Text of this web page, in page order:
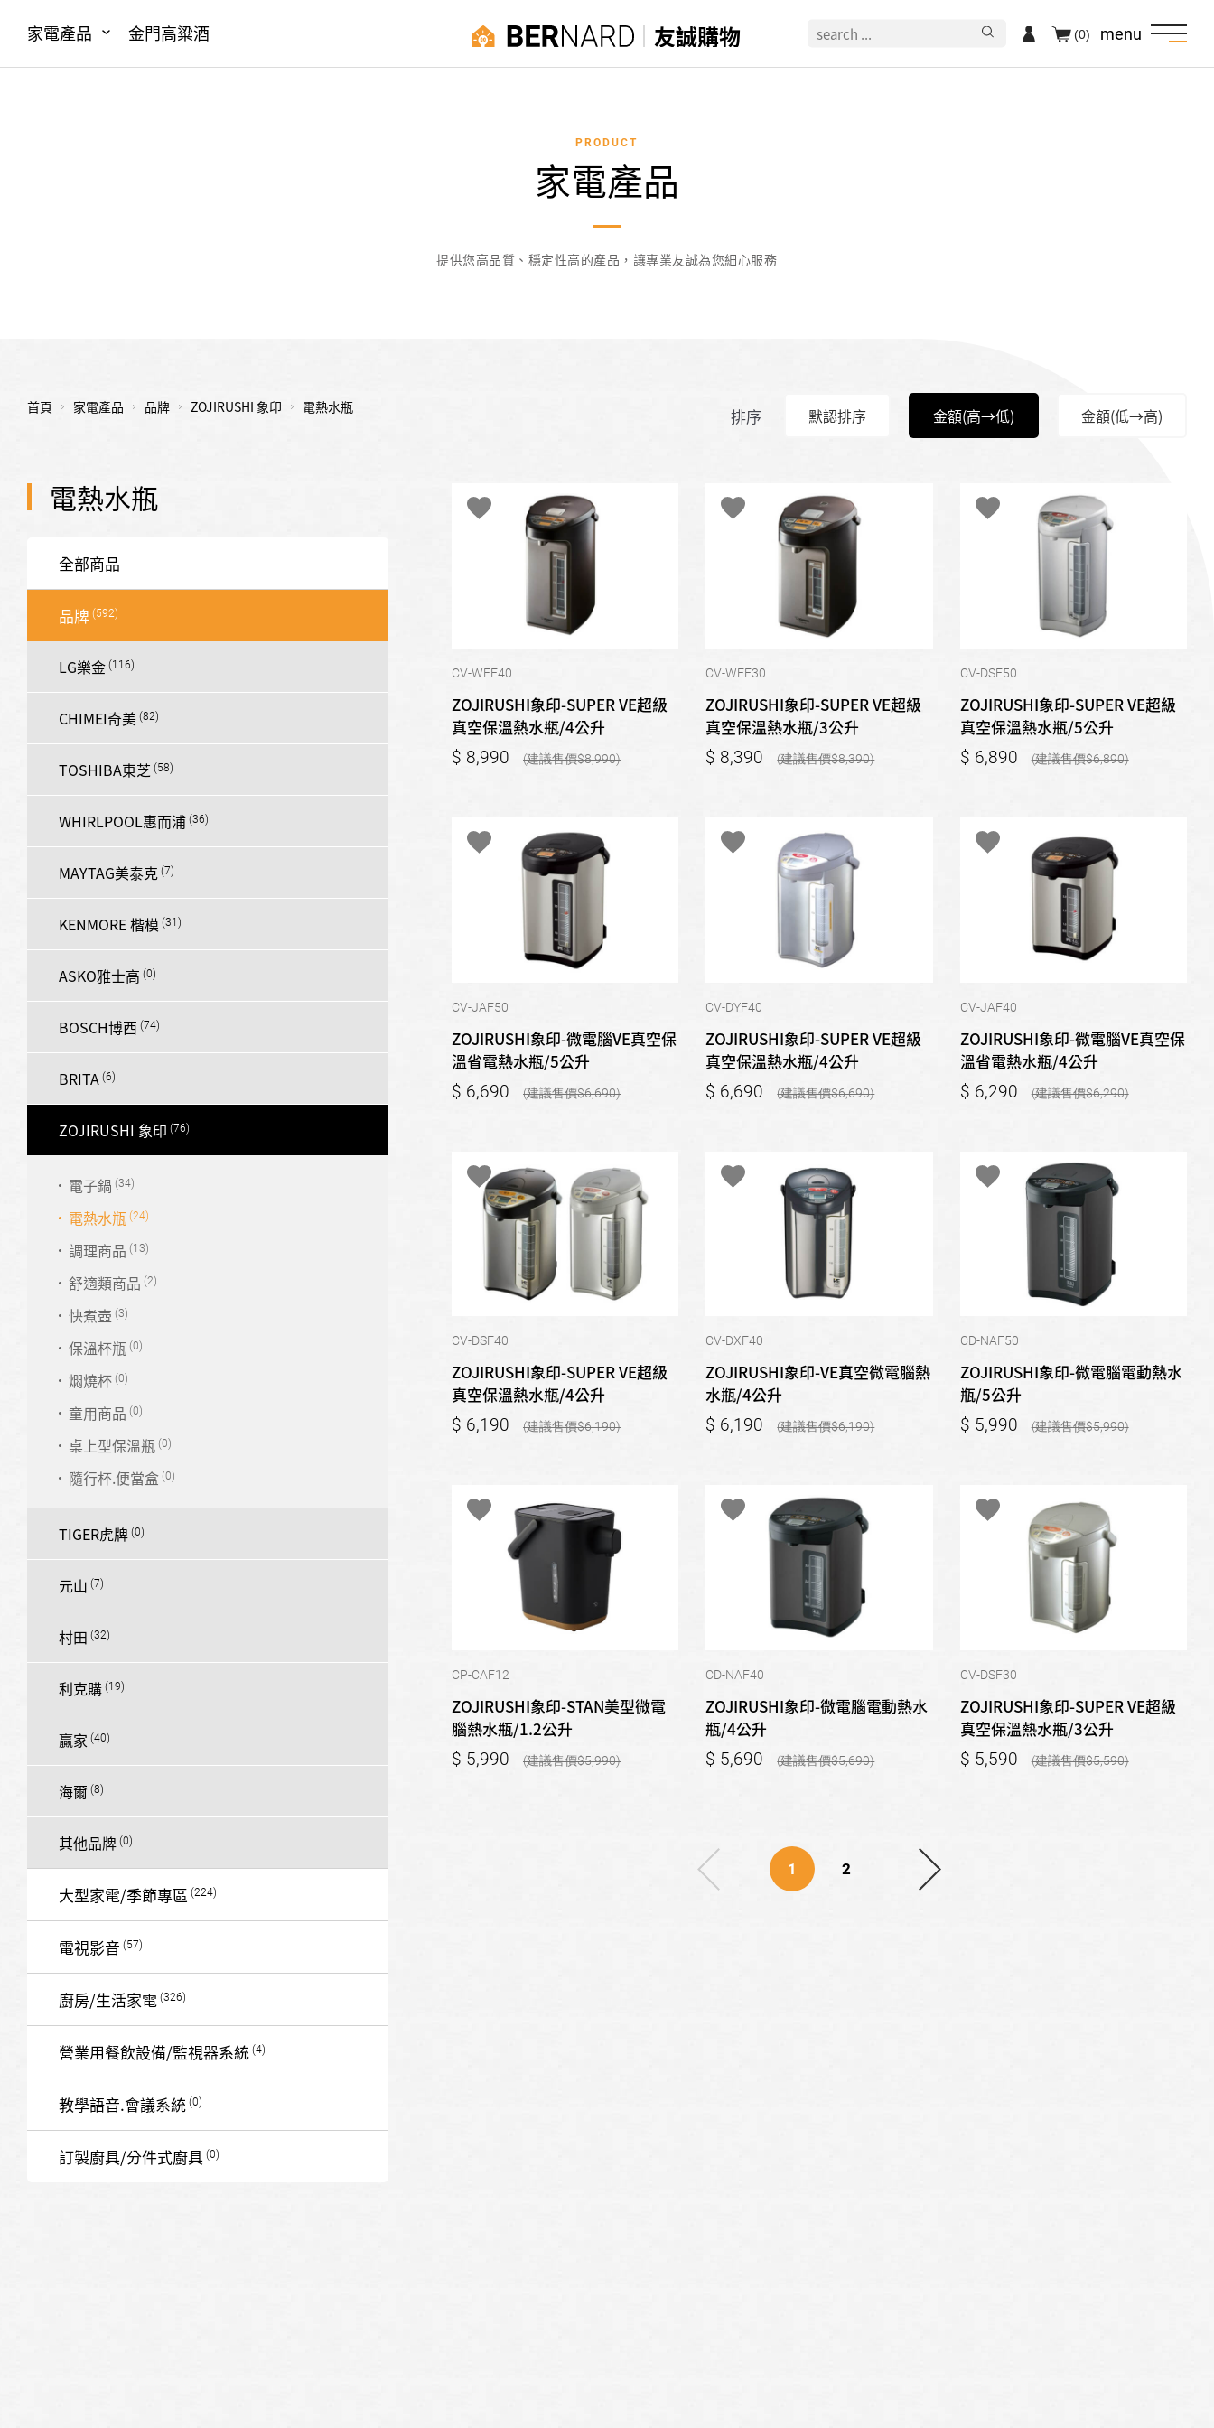
家電產品 金門高粱酒 友誠購物 menu
(0)
PRODUCT
家電產品
提供您高品質、穩定性高的產品，讓專業友誠為您細心服務
首頁 家電產品 品牌 ZOJIRUSHI 象印 電熱水瓶
電熱水瓶
全部商品
品牌
LG樂金
CHIMEI奇美
TOSHIBA東芝
WHIRLPOOL惠而浦
MAYTAG美泰克
KENMORE 楷模
ASKO雅士高
BOSCH博西
BRITA
ZOJIRUSHI 象印
電子鍋
電熱水瓶
調理商品
舒適類商品
快煮壺
保溫杯瓶
燜燒杯
童用商品
桌上型保溫瓶
隨行杯.便當盒
TIGER虎牌
元山
村田
利克購
贏家
海爾
其他品牌
大型家電/季節專區
電視影音
廚房/生活家電
營業用餐飲設備/監視器系統
教學語音.會議系統
訂製廚具/分件式廚具
排序 默認排序 金額(高→低) 金額(低→高)
CV-WFF40
ZOJIRUSHI象印-SUPER VE超級
真空保溫熱水瓶/4公升
8,990 8,990
CV-WFF30
ZOJIRUSHI象印-SUPER VE超級
真空保溫熱水瓶/3公升
8,390 8,390
CV-DSF50
ZOJIRUSHI象印-SUPER VE超級
真空保溫熱水瓶/5公升
6,890 6,890
CV-JAF50
ZOJIRUSHI象印-微電腦VE真空保
溫省電熱水瓶/5公升
6,690 6,690
CV-DYF40
ZOJIRUSHI象印-SUPER VE超級
真空保溫熱水瓶/4公升
6,690 6,690
CV-JAF40
ZOJIRUSHI象印-微電腦VE真空保
溫省電熱水瓶/4公升
6,290 6,290
CV-DSF40
ZOJIRUSHI象印-SUPER VE超級
真空保溫熱水瓶/4公升
6,190 6,190
CV-DXF40
ZOJIRUSHI象印-VE真空微電腦熱
水瓶/4公升
6,190 6,190
CD-NAF50
ZOJIRUSHI象印-微電腦電動熱水
瓶/5公升
5,990 5,990
CP-CAF12
ZOJIRUSHI象印-STAN美型微電
腦熱水瓶/1.2公升
5,990 5,990
CD-NAF40
ZOJIRUSHI象印-微電腦電動熱水
瓶/4公升
5,690 5,690
CV-DSF30
ZOJIRUSHI象印-SUPER VE超級
真空保溫熱水瓶/3公升
5,590 5,590
1 2